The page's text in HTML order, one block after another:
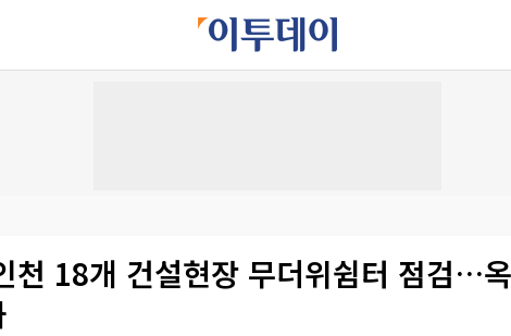
천 18개 건설현장 무더위쉼터 점검…